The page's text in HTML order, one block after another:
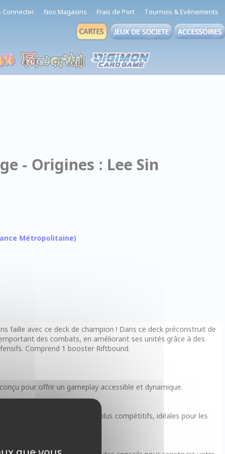
Connecter Nos Magasins Frais de Port Tournois & Evènements
- Origines : Lee Sin
Métropolitaine)
faille avec ce deck de champion ! Dans ce deck préconstruit de
des combats, en améliorant ses unités grâce à des
Comprend 1 booster Riftbound.
pour offrir un gameplay accessible et dynamique.
vos decks et les rendre plus compétitifs, idéales pour les